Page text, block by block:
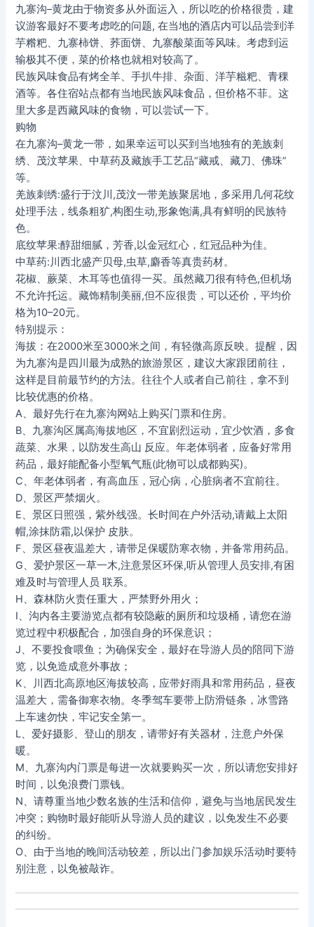
九寨沟–黄龙由于物资多从外面运入，所以吃的价格很贵，建
议游客最好不要考虑吃的问题, 在当地的酒店内可以品尝到洋
芋糌粑、九寨柿饼、荞面饼、九寨酸菜面等风味。考虑到运
输极其不便，菜的价格也就相对较高了。
民族风味食品有烤全羊、手扒牛排、杂面、洋芋糍粑、青稞
酒等。各住宿站点都有当地民族风味食品，但价格不菲。这
里大多是西藏风味的食物，可以尝试一下。
购物
在九寨沟–黄龙一带，如果幸运可以买到当地独有的羌族刺
绣、茂汶苹果、中草药及藏族手工艺品“藏戒、藏刀、佛珠”
等。
羌族刺绣:盛行于汶川,茂汶一带羌族聚居地，多采用几何花纹
处理手法，线条粗犷,构图生动,形象饱满,具有鲜明的民族特
色。
底纹苹果:醇甜细腻，芳香,以金冠红心，红冠品种为佳。
中草药:川西北盛产贝母,虫草,麝香等真贵药材。
花椒、蕨菜、木耳等也值得一买。虽然藏刀很有特色,但机场
不允许托运。藏饰精制美丽,但不应很贵，可以还价，平均价
格为10–20元。
特别提示：
海拔：在2000米至3000米之间，有轻微高原反映。提醒，因
为九寨沟是四川最为成熟的旅游景区，建议大家跟团前往，
这样是目前最节约的方法。往往个人或者自己前往，拿不到
比较优惠的价格。
A、最好先行在九寨沟网站上购买门票和住房。
B、九寨沟区属高海拔地区，不宜剧烈运动，宜少饮酒，多食
蔬菜、水果，以防发生高山 反应。年老体弱者，应备好常用
药品，最好能配备小型氧气瓶(此物可以成都购买)。
C、年老体弱者，有高血压，冠心病，心脏病者不宜前往。
D、景区严禁烟火。
E、景区日照强，紫外线强。长时间在户外活动,请戴上太阳
帽,涂抹防霜,以保护 皮肤。
F、景区昼夜温差大，请带足保暖防寒衣物，并备常用药品。
G、爱护景区一草一木,注意景区环保,听从管理人员安排,有困
难及时与管理人员 联系。
H、森林防火责任重大，严禁野外用火；
I、沟内各主要游览点都有较隐蔽的厕所和垃圾桶，请您在游
览过程中积极配合，加强自身的环保意识；
J、不要投食喂鱼；为确保安全，最好在导游人员的陪同下游
览，以免造成意外事故；
K、川西北高原地区海拔较高，应带好雨具和常用药品，昼夜
温差大，需备御寒衣物。冬季驾车要带上防滑链条，冰雪路
上车速勿快，牢记安全第一。
L、爱好摄影、登山的朋友，请带好有关器材，注意户外保
暖。
M、九寨沟内门票是每进一次就要购买一次，所以请您安排好
时间，以免浪费门票钱。
N、请尊重当地少数名族的生活和信仰，避免与当地居民发生
冲突；购物时最好能听从导游人员的建议，以免发生不必要
的纠纷。
O、由于当地的晚间活动较差，所以出门参加娱乐活动时要特
别注意，以免被敲诈。